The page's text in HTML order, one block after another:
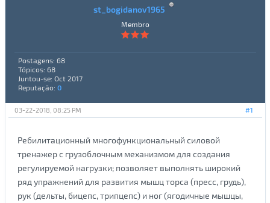
st_bogidanov1965
Membro
Postagens: 68
Tópicos: 68
Juntou-se: Oct 2017
Reputação: 0
#1
03-22-2018, 08:25 PM
Ребилитационный многофункциональный силовой
тренажер с грузоблочным механизмом для создания
регулируемой нагрузки; позволяет выполнять широкий
ряд упражнений для развития мышц торса (пресс, грудь),
рук (дельты, бицепс, трипцепс) и ног (ягодичные мышцы,